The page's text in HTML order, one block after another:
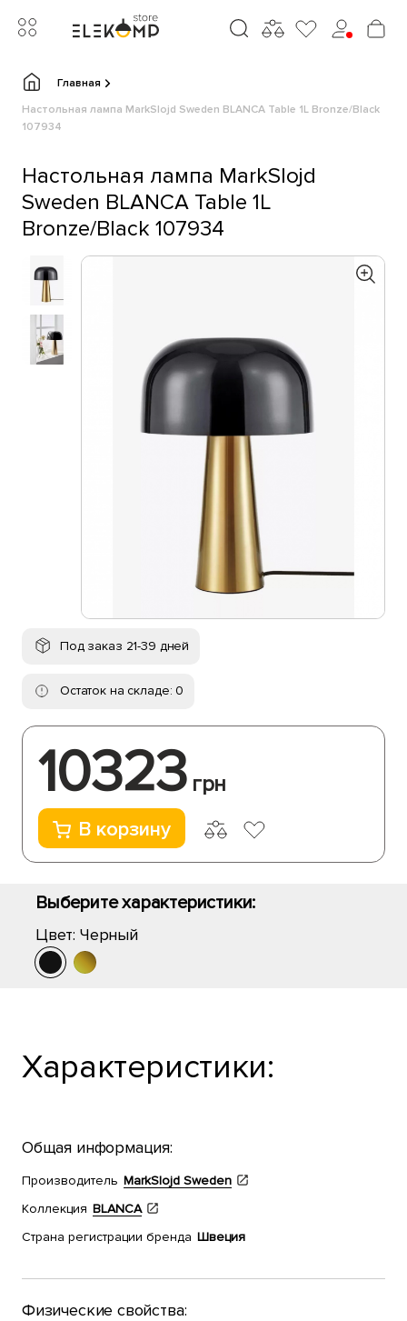
Главная
Настольная лампа MarkSlojd Sweden BLANCA Table 1L Bronze/Black
107934
Настольная лампа MarkSlojd
Sweden BLANCA Table 1L
Bronze/Black 107934
Под заказ 21-39 дней
Остаток на складе: 0
10323 грн
В корзину
Выберите характеристики:
Цвет: Черный
Характеристики:
Общая информация:
Производитель MarkSlojd Sweden
Коллекция BLANCA
Страна регистрации бренда Швеция
Физические свойства: